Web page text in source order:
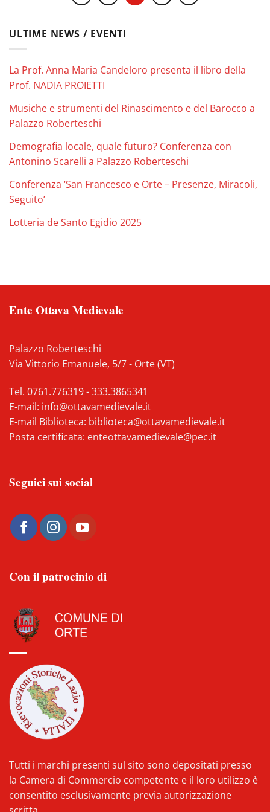
ULTIME NEWS / EVENTI
La Prof. Anna Maria Candeloro presenta il libro della
Prof. NADIA PROIETTI
Musiche e strumenti del Rinascimento e del Barocco a
Palazzo Roberteschi
Demografia locale, quale futuro? Conferenza con
Antonino Scarelli a Palazzo Roberteschi
Conferenza ‘San Francesco e Orte – Presenze, Miracoli,
Seguito’
Lotteria de Santo Egidio 2025
Ente Ottava Medievale
Palazzo Roberteschi
Via Vittorio Emanuele, 5/7 - Orte (VT)
Tel. 0761.776319-333.3865341
E-mail: info@ottavamedievale.it
E-mail Biblioteca: biblioteca@ottavamedievale.it
Posta certificata: enteottavamedievale@pec.it
Seguici sui social
Con il patrocinio di
Tutti i marchi presenti sul sito sono depositati presso
la Camera di Commercio competente e il loro utilizzo è
consentito esclusivamente previa autorizzazione